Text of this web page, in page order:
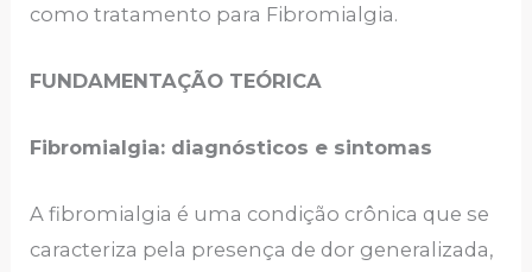
como tratamento para Fibromialgia.
FUNDAMENTAÇÃO TEÓRICA
Fibromialgia: diagnósticos e sintomas
A fibromialgia é uma condição crônica que se
caracteriza pela presença de dor generalizada,